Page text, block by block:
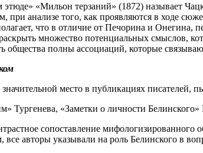
этюде» «Мильон терзаний» (1872) называет
при анализе того, как проявляются в ходе
что в отличие от Печорина и Онегина,
множество потенциальных смыслов,
общества полны ассоциаций, которые
значительной место в публикациях
Тургенева, «Заметки о личности
сопоставление мифологизированного
все авторы указывали на роль Белинского в